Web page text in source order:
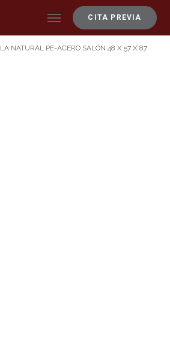
CITA PREVIA
NATURAL PE-ACERO SALÓN 48 X 57 X 87